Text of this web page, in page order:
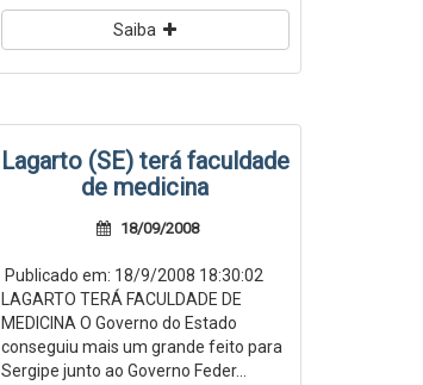
Saiba
Lagarto (SE) terá faculdade
de medicina
18/09/2008
Publicado em: 18/9/2008 18:30:02
LAGARTO TERÁ FACULDADE DE
MEDICINA O Governo do Estado
conseguiu mais um grande feito para
Sergipe junto ao Governo Feder...